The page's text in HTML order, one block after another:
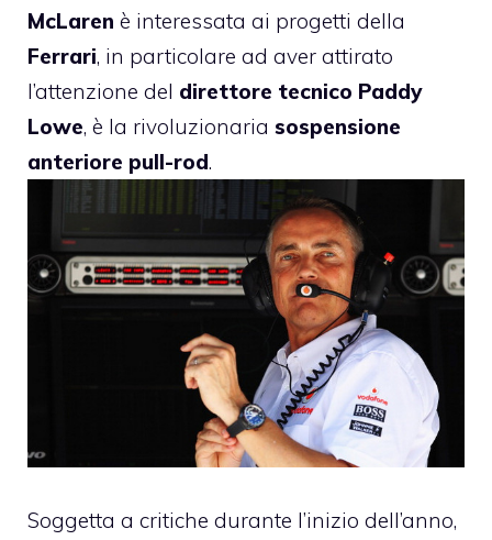
McLaren è interessata ai progetti della
Ferrari, in particolare ad aver attirato
l’attenzione del direttore tecnico Paddy
Lowe, è la rivoluzionaria sospensione
anteriore pull-rod.
Soggetta a critiche durante l’inizio dell’anno,